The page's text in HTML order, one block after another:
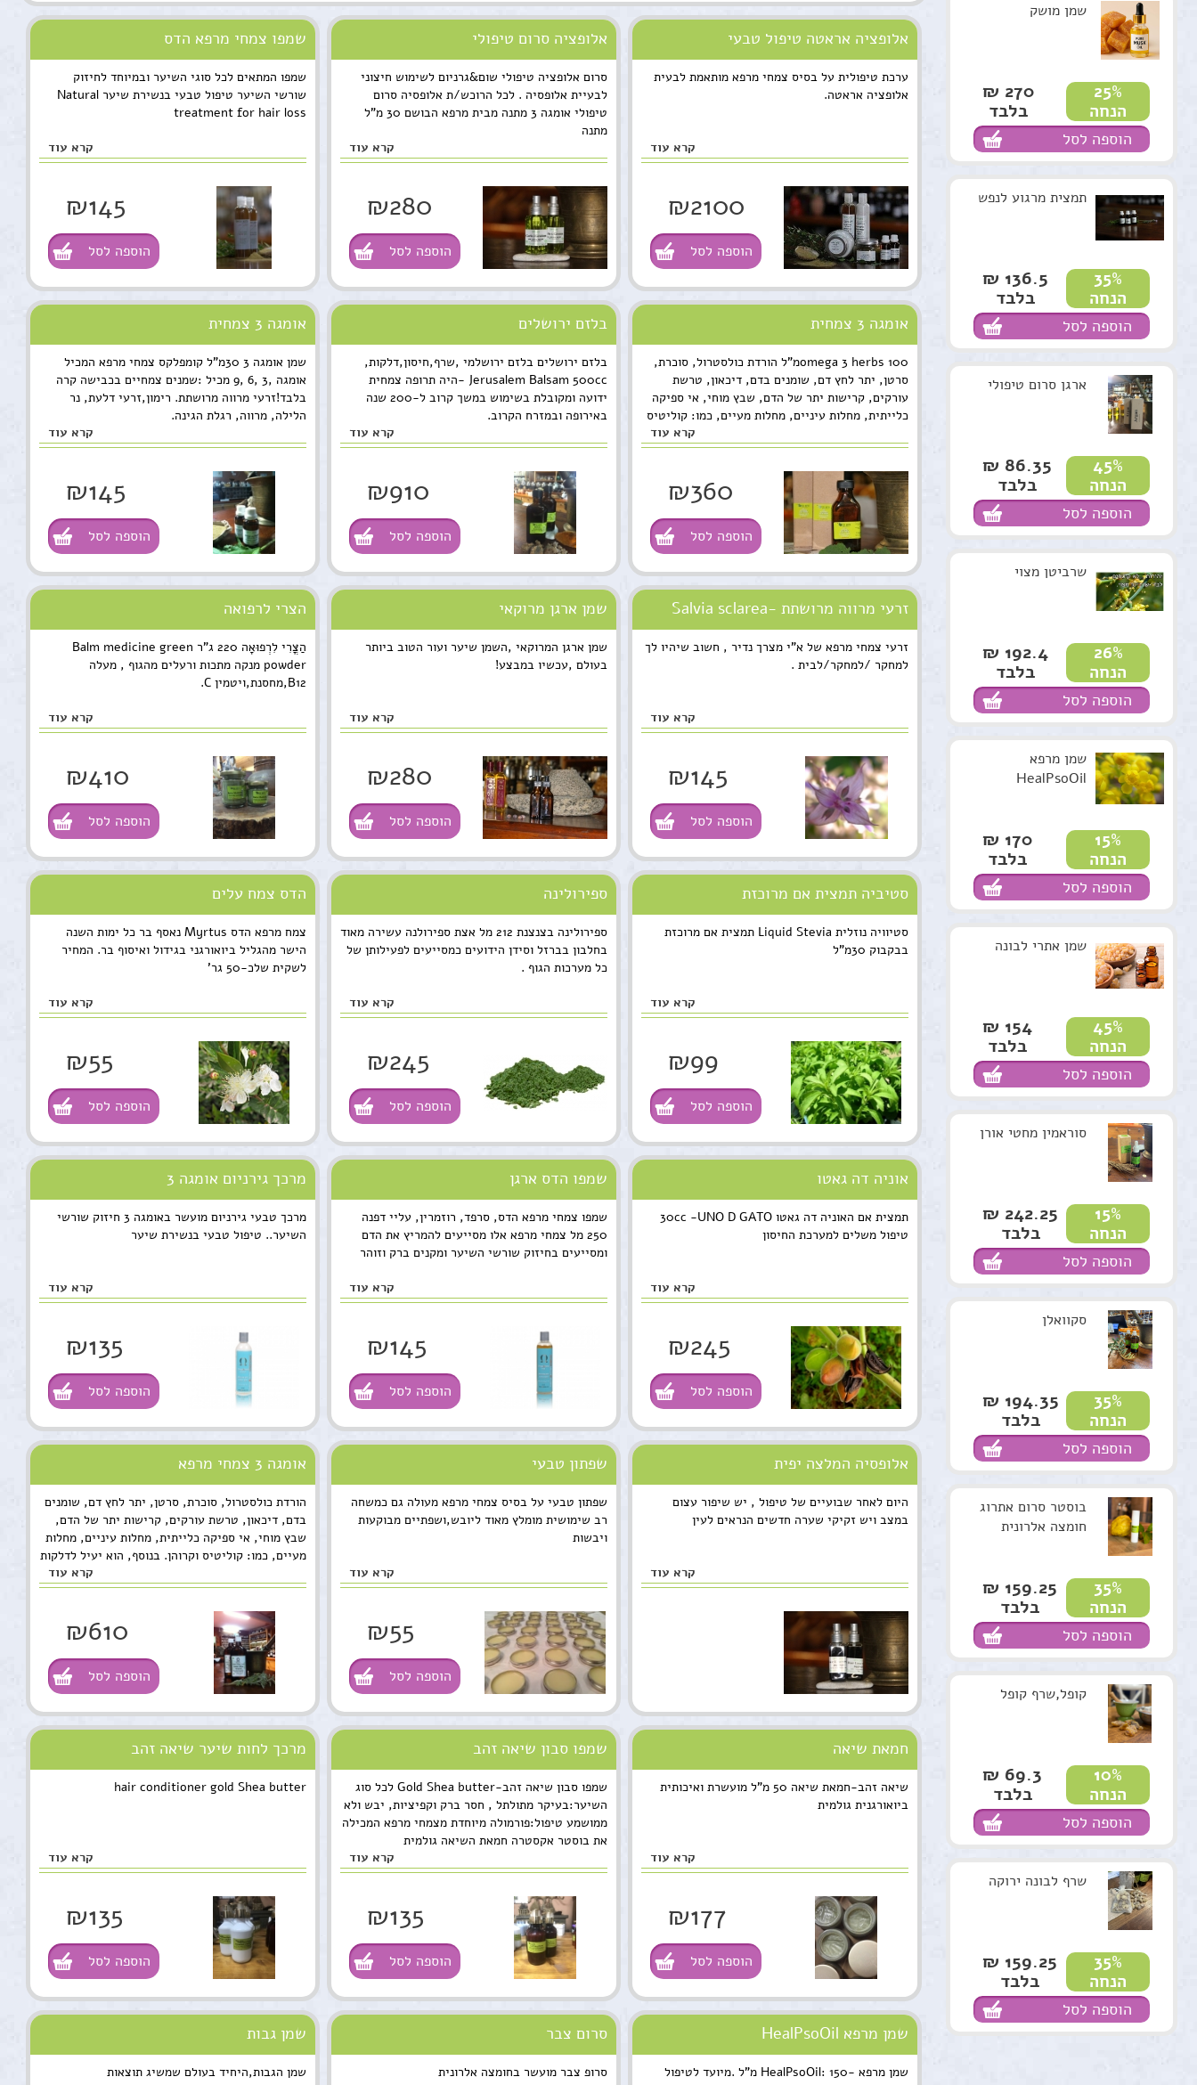
אלופציה אראטה טיפול טבעי
ערכת טיפולית על בסיס צמחי מרפא מותאמת לבעית
אלופציה אראטה.
קרא עוד
₪2100
הוספה לסל
אלופציה סרום טיפולי
סרום אלופציה טיפולי שום&גרניום לשימוש חיצוני
לבעיית אלופסיה . לכל הרוכש/ת אלופסיה סרום
טיפולי אומגה 3 מתנה מבית מרפא הבושם 30 מ"ל
מתנה
קרא עוד
₪280
הוספה לסל
שמפו צמחי מרפא הדס
שמפו המתאים לכל סוגי השיער ובמיוחד לחיזוק
שורשי השיער טיפול טבעי בנשירת שיער Natural
treatment for hair loss
קרא עוד
₪145
הוספה לסל
אומגה 3 צמחית
omega 3 herbs 100מ"ל הורדת כולסטרול, סוכרת,
סרטן, יתר לחץ דם, שומנים בדם, דיכאון, טרשת
עורקים, קרישות יתר של הדם, שבץ מוחי, אי ספיקה
כלייתית, מחלות עיניים, מחלות מעיים, כמו: קוליטיס
וקרוהן. בנוסף, הוא יעיל לדלקות פרקים, דלקות בדרכי
השתן ובערמונית, לאלרגיות, אסטמה, פסוריאזיס,
פרקינסון ואלצהיימר. במיוחד לקשב וריכוז. המחיר
לבקבוק 100 מ"ל
קרא עוד
₪360
הוספה לסל
בלזם ירושלים
בלזם ירושלים בלזם ירושלמי ,שרף,חיסון,דלקות,
Jerusalem Balsam 500cc -היה תרופה צמחית
ידועה ומקובלת בשימוש במשך קרוב ל-200 שנה
באירופה ובמזרח הקרוב.
קרא עוד
₪910
הוספה לסל
אומגה 3 צמחית
שמן אומגה 3 30מ"ל קומפלקס צמחי מרפא המכיל
אומגה ,3 ,6 ,9 מכיל :שמנים צמחיים בכבישה קרה
בלבד!זרעי מרווה מרושתת. רימון,זרעי דלעת, נר
הלילה, מרווה, רגלת הגינה.
קרא עוד
₪145
הוספה לסל
זרעי מרווה מרושתת -Salvia sclarea
זרעי צמחי מרפא של א"י מצרך נדיר , חשוב שיהיו לך
למחקר /למחקר/לבית .
קרא עוד
₪145
הוספה לסל
שמן ארגן מרוקאי
שמן ארגן המרוקאי ,השמן שיער ועור הטוב ביותר
בעולם ,עכשיו במבצע!
קרא עוד
₪280
הוספה לסל
הצרי לרפואה
הַצֳּרִי לִרְפוּאָה 220 ג"ר Balm medicine green
powder מנקה מתכות ורעלים מהגוף , מעלה
B12,מחסנת,ויטמין C.
קרא עוד
₪410
הוספה לסל
סטיביה תמצית אם מרוכזת
סטיוויה נוזלית Liquid Stevia תמצית אם מרוכזת
בבקבוק 30מ"ל
קרא עוד
₪99
הוספה לסל
ספירולינה
ספירולינה בצנצנת 212 מל אצת ספירולנה עשירה מאוד
בחלבון בברזל וסידן הידועים כמסייעים לפעילותן של
כל מערכות הגוף .
קרא עוד
₪245
הוספה לסל
הדס צמח עלים
צמח מרפא הדס Myrtus נאסף בר כל ימות השנה
הישר מהגליל ביואורגני בגידול ואיסוף בר. המחיר
לשקית שלכ-50 גר'
קרא עוד
₪55
הוספה לסל
אוניה דה גאטו
תמצית אם האוניה דה גאטו 30cc -UNO D GATO
טיפול משלים למערכת החיסון
קרא עוד
₪245
הוספה לסל
שמפו הדס ארגן
שמפו צמחי מרפא הדס, סרפד, רוזמרין, עליי דפנה
250 מל צמחי מרפא אלו מסייעים להמריץ את הדם
ומסייעים בחיזוק שורשי השיער ומקנים ברק וזוהר
קרא עוד
₪145
הוספה לסל
מרכך גירניום אומגה 3
מרכך טבעי גירניום מועשר באומגה 3 חיזוק שורשי
השיער.. טיפול טבעי בנשירת שיער
קרא עוד
₪135
הוספה לסל
אלופסיה המלצה יפית
היום לאחר שבועיים של טיפול , יש שיפור עצום
במצב ויש זקיקי שערה חדשים הנראים לעין
קרא עוד
שפתון טבעי
שפתון טבעי על בסיס צמחי מרפא מעולה גם כמשחה
רב שימושית מומלץ מאוד ליובש,ושפתיים מבוקעות
ויבשות
קרא עוד
₪55
הוספה לסל
אומגה 3 צמחי מרפא
הורדת כולסטרול, סוכרת, סרטן, יתר לחץ דם, שומנים
בדם, דיכאון, טרשת עורקים, קרישות יתר של הדם,
שבץ מוחי, אי ספיקה כלייתית, מחלות עיניים, מחלות
מעיים, כמו: קוליטיס וקרוהן. בנוסף, הוא יעיל לדלקות
פרקים, דלקות בדרכי השתן ובערמונית, לאלרגיות,
אסטמה, פסוריאזיס, פרקינסון ואלצהיימר. במיוחד
לקשב וריכוז.
קרא עוד
₪610
הוספה לסל
חמאת שיאה
שיאה זהב-חמאת שיאה 50 מ"ל מועשרת ואיכותית
ביואורגנית גולמית
קרא עוד
₪177
הוספה לסל
שמפו סבון שיאה זהב
שמפו סבון שיאה זהב-Gold Shea butter לכל סוג
השיער:בעיקר מתולתל , חסר ברק וקפיציות, יבש ולא
ממושמע טיפול:פורמולה מיוחדת מצמחי מרפא המכילה
את בוסטר אקסטרה חמאת השיאה גולמית
קרא עוד
₪135
הוספה לסל
מרכך לחות שיער שיאה זהב
hair conditioner gold Shea butter
קרא עוד
₪135
הוספה לסל
שמן מרפא HealPsoOil
שמן מרפא -HealPsoOil: 150 מ"ל .מיועד לטיפול
סרום צבר
סרופ צבר מועשר בחומצה אלרונית
שמן גבות
שמן הגבות,היחיד בעולם שמשיג תוצאות
שמן מושק
25%
הנחה
270 ₪
בלבד
הוספה לסל
תמצית מרגוע לנפש
35%
הנחה
136.5 ₪
בלבד
הוספה לסל
ארגן סרום טיפולי
45%
הנחה
86.35 ₪
בלבד
הוספה לסל
שרביטן מצוי
26%
הנחה
192.4 ₪
בלבד
הוספה לסל
שמן מרפא
HealPsoOil
15%
הנחה
170 ₪
בלבד
הוספה לסל
שמן אתרי לבונה
45%
הנחה
154 ₪
בלבד
הוספה לסל
סוראמין מחטי אורן
15%
הנחה
242.25 ₪
בלבד
הוספה לסל
סקוואלן
35%
הנחה
194.35 ₪
בלבד
הוספה לסל
בוסטר סרום אתרוג
חומצה אלרונית
35%
הנחה
159.25 ₪
בלבד
הוספה לסל
קופל,שרף קופל
10%
הנחה
69.3 ₪
בלבד
הוספה לסל
שרף לבונה ירוקה
35%
הנחה
159.25 ₪
בלבד
הוספה לסל